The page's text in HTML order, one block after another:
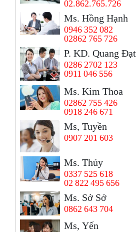
02.862.765.726
Ms. Hồng Hạnh
0946 352 082
02862 765 726
P. KD. Quang Đạt
0286 2702 123
0911 046 556
Ms. Kim Thoa
02862 755 426
0918 246 671
Ms, Tuyền
0907 201 603
Ms. Thủy
0337 525 618
02 822 495 656
Ms. Sở Sở
0862 643 704
Ms, Yến